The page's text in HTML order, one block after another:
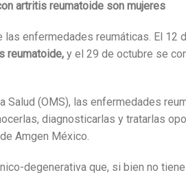
artritis reumatoide son mujeres
enfermedades reumáticas. El
reumatoide, y el 29 de octubre se
Salud (OMS), las enfermedades
diagnosticarlas y tratarlas
Amgen México.
degenerativa que, si bien no